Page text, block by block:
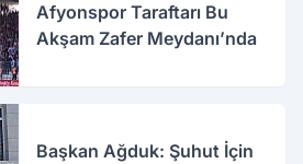
Afyonspor Taraftarı Bu
Akşam Zafer Meydanı’nda
Başkan Ağduk: Şuhut İçin